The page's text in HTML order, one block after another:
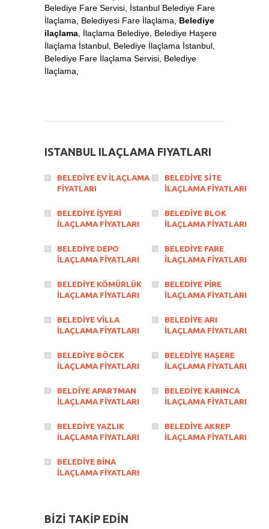
Belediye Fare Servisi, İstanbul Belediye Fare
İlaçlama, Belediyesi Fare İlaçlama, Belediye
ilaçlama , İlaçlama Belediye, Belediye Haşere
İlaçlama İstanbul, Belediye İlaçlama İstanbul,
Belediye Fare İlaçlama Servisi, Belediye
İlaçlama
ISTANBUL ILAÇLAMA FIYATLARI
BELEDİYE EV İLAÇLAMA
FİYATLARI
BELEDİYE SİTE
İLAÇLAMA FİYATLARI
BELEDİYE İŞYERİ
İLAÇLAMA FİYATLARI
BELEDİYE BLOK
İLAÇLAMA FİYATLARI
BELEDİYE DEPO
İLAÇLAMA FİYATLARI
BELEDİYE FARE
İLAÇLAMA FİYATLARI
BELEDİYE KÖMÜRLÜK
İLAÇLAMA FİYATLARI
BELEDİYE PİRE
İLAÇLAMA FİYATLARI
BELEDİYE VİLLA
İLAÇLAMA FİYATLARI
BELEDİYE ARI
İLAÇLAMA FİYATLARI
BELEDİYE BÖCEK
İLAÇLAMA FİYATLARI
BELEDİYE HAŞERE
İLAÇLAMA FİYATLARI
BELDİYE APARTMAN
İLAÇLAMA FİYATLARI
BELEDİYE KARINCA
İLAÇLAMA FİYATLARI
BELEDİYE YAZLIK
İLAÇLAMA FİYATLARI
BELEDİYE AKREP
İLAÇLAMA FİYATLARI
BELEDİYE BİNA
İLAÇLAMA FİYATLARI
BİZİ TAKİP EDİN